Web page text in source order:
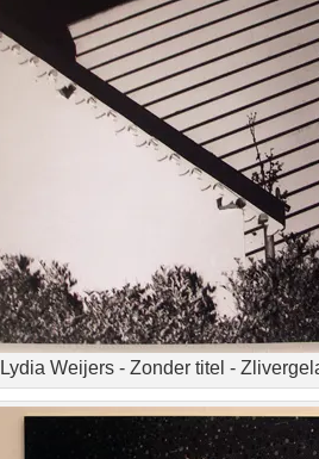
Lydia Weijers - Zonder titel -